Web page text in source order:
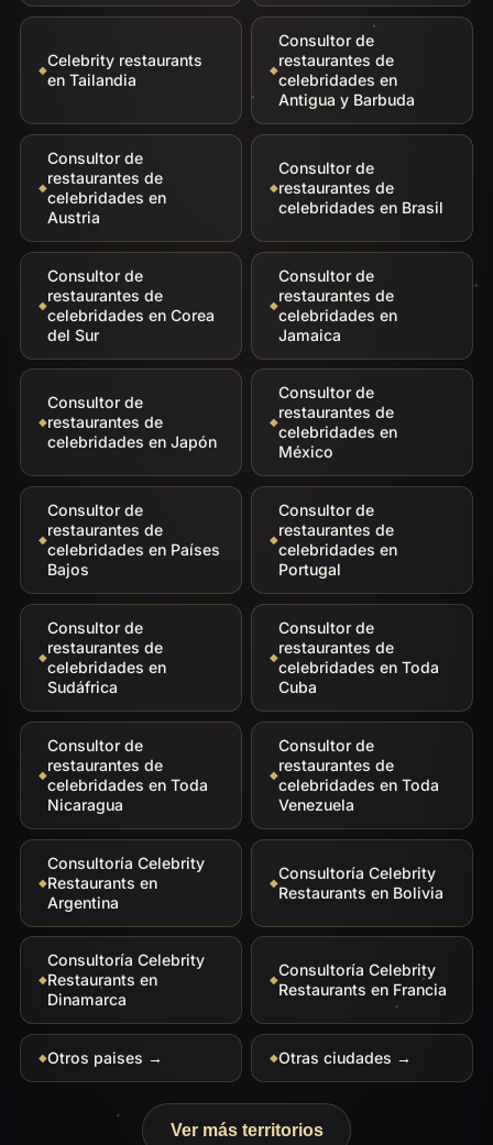
Celebrity restaurants
en Tailandia
Consultor de
restaurantes de
celebridades en
Antigua y Barbuda
Consultor de
restaurantes de
celebridades en
Austria
Consultor de
restaurantes de
celebridades en Brasil
Consultor de
restaurantes de
celebridades en Corea
del Sur
Consultor de
restaurantes de
celebridades en
Jamaica
Consultor de
restaurantes de
celebridades en Japón
Consultor de
restaurantes de
celebridades en
México
Consultor de
restaurantes de
celebridades en Países
Bajos
Consultor de
restaurantes de
celebridades en
Portugal
Consultor de
restaurantes de
celebridades en
Sudáfrica
Consultor de
restaurantes de
celebridades en Toda
Cuba
Consultor de
restaurantes de
celebridades en Toda
Nicaragua
Consultor de
restaurantes de
celebridades en Toda
Venezuela
Consultoría Celebrity
Restaurants en
Argentina
Consultoría Celebrity
Restaurants en Bolivia
Consultoría Celebrity
Restaurants en
Dinamarca
Consultoría Celebrity
Restaurants en Francia
Otros paises → Otras ciudades →
Ver más territorios